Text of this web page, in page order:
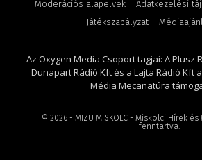
Moderációs alapelvek Adatkezelési
Játékszabályzat
Az Oxygen Media Csoport tagjai: A Plusz
Dunapart Rádió Kft és a Lajta Rádió Kft
Média Mecanatúra
© 2026- MIZU MISKOLC - Miskolci Hírek
fenntartva.